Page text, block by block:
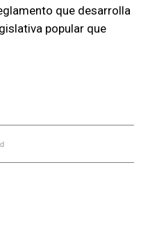
que desarrolla
popular que